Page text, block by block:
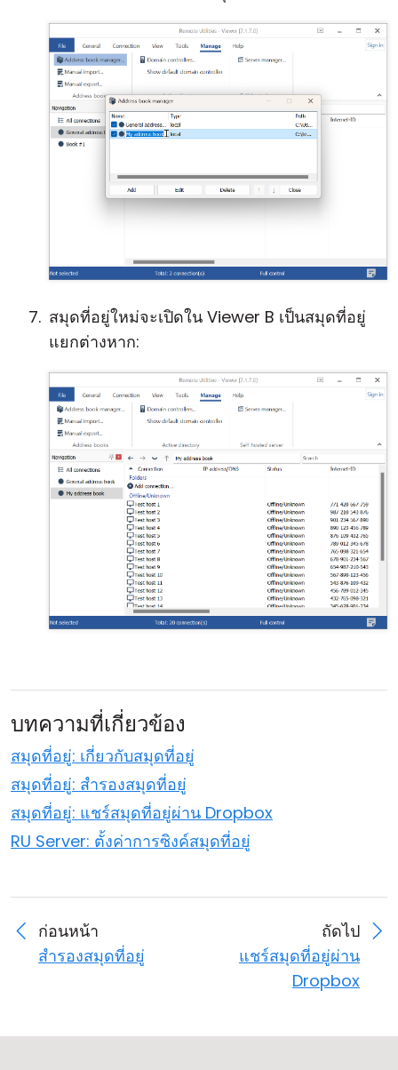
สมุดที่อยู่ใหม่จะเปิดใน Viewer B เป็นสมุดที่อยู่
แยกต่างหาก:
บทความที่เกี่ยวข้อง
สมุดที่อยู่: เกี่ยวกับสมุดที่อยู่
สมุดที่อยู่: สำรองสมุดที่อยู่
สมุดที่อยู่: แชร์สมุดที่อยู่ผ่าน Dropbox
RU Server: ตั้งค่าการซิงค์สมุดที่อยู่
ก่อนหน้า
สำรองสมุดที่อยู่
ถัดไป
แชร์สมุดที่อยู่ผ่าน
Dropbox